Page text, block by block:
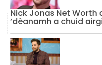
Nick Jonas Net Worth
’dèanamh a chuid